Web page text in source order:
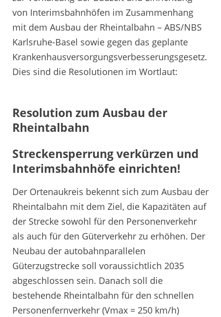
von Interimsbahnhöfen im Zusammenhang
mit dem Ausbau der Rheintalbahn – ABS/NBS
Karlsruhe-Basel sowie gegen das geplante
Krankenhausversorgungsverbesserungsgesetz.
Dies sind die Resolutionen im Wortlaut:
Resolution zum Ausbau der
Rheintalbahn
Streckensperrung verkürzen und
Interimsbahnhöfe einrichten!
Der Ortenaukreis bekennt sich zum Ausbau der
Rheintalbahn mit dem Ziel, die Kapazitäten auf
der Strecke sowohl für den Personenverkehr
als auch für den Güterverkehr zu erhöhen. Der
Neubau der autobahnparallelen
Güterzugstrecke soll voraussichtlich 2035
abgeschlossen sein. Danach soll die
bestehende Rheintalbahn für den schnellen
Personenfernverkehr (Vmax = 250 km/h)